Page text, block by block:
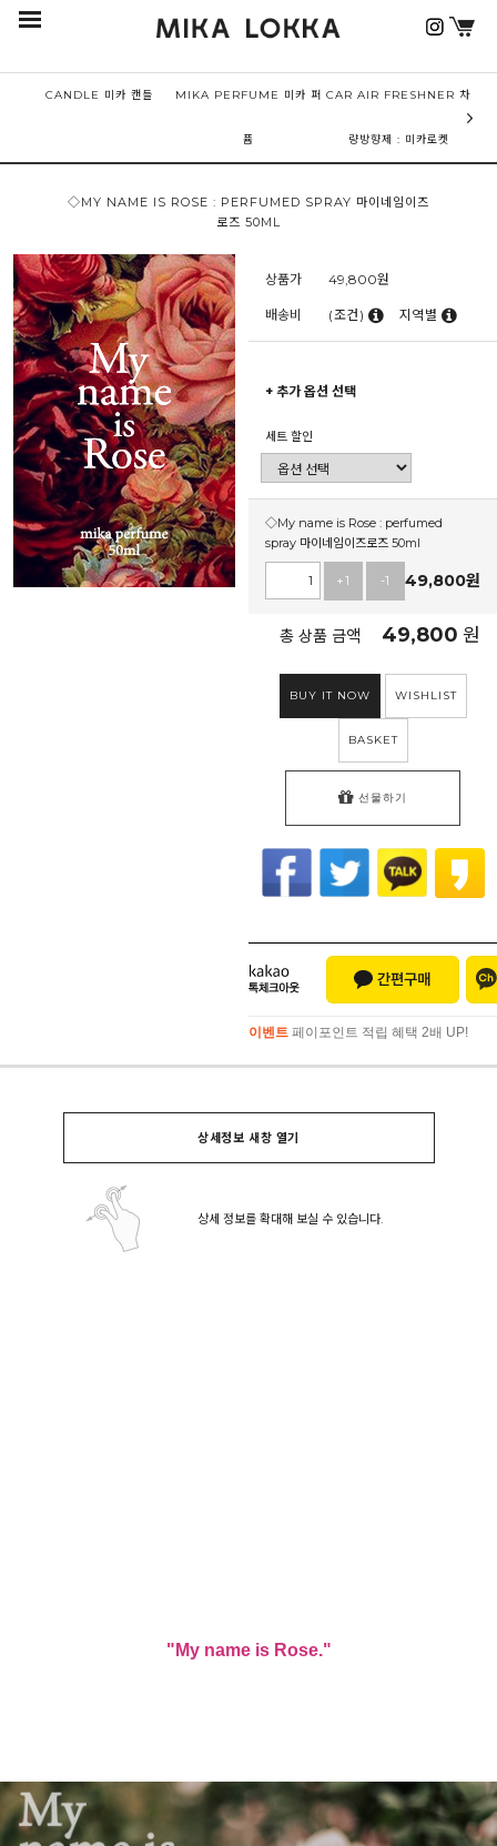
CANDLE 미카 캔들 MIKA PERFUME 미카 퍼
퓸
CAR AIR FRESHNER 차
량방향제 : 미카로켓
◇MY NAME IS ROSE : PERFUMED SPRAY 마이네임이즈
로즈 50ML
상품가 49,800원
배송비 (조건) 지역별
+ 추가 옵션 선택
세트 할인
◇My name is Rose : perfumed
spray 마이네임이즈로즈 50ml
+1 -1 49,800원
총 상품 금액 49,800 원
BUY IT NOW WISHLIST
BASKET
선물하기
이벤트 페이포인트 적립 혜택 2배 UP!
이벤트페이포인트 적립 혜택 2배 UP!
상세정보 새창 열기
상세 정보를 확대해 보실 수 있습니다.
"My name is Rose."